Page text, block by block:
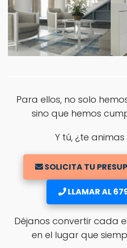
Para ellos, no solo
sino que hemos
Y tú, ¿te
SOLICITA TU
LLAMAR AL
Déjanos convertir cada
en el lugar que